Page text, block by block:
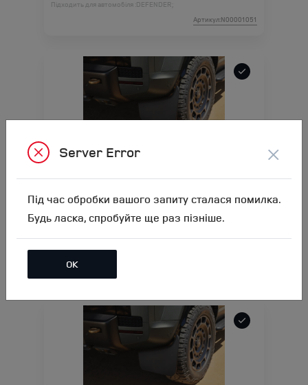
Підходить для автомобіля : DEFENDER;
Артикул:N00001051
Бризковики передні, комплект Defender 110
Ціна аксесуара
Підходить для автомобіля :
Server Error ×
Під час обробки вашого запиту сталася помилка.
Будь ласка, спробуйте ще раз пізніше.
ОК